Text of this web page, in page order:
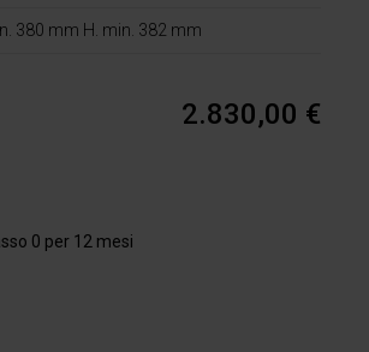
380 mm H. min. 382 mm
2.830,00 €
0 per 12 mesi